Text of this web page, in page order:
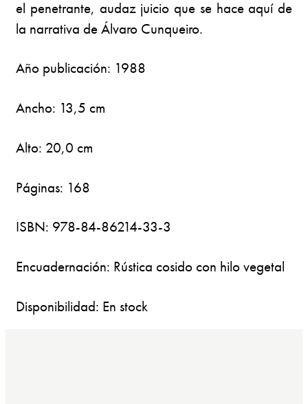
el penetrante, audaz juicio que se hace aquí de
la narrativa de Álvaro Cunqueiro.
Año publicación: 1988
Ancho: 13,5 cm
Alto: 20,0 cm
Páginas: 168
ISBN: 978-84-86214-33-3
Encuadernación: Rústica cosido con hilo vegetal
Disponibilidad: En stock